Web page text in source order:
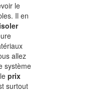
le
Il en
isoler
allez
système
prix
surtout